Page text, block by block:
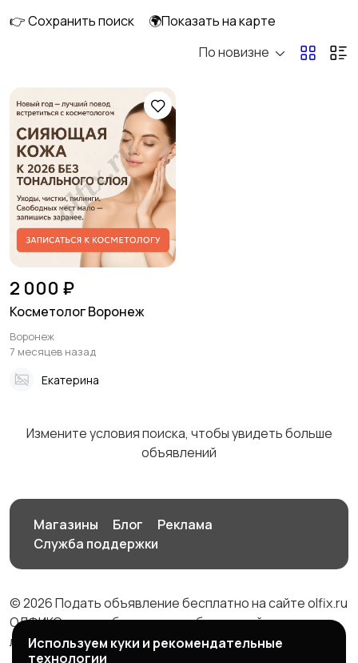
волос
Уход за волосами
Уход за кожей
Тату и татуаж
Средства для
гигиены
👉 Сохранить поиск
🌍Показать на карте
По новизне
2 000 ₽
Косметолог Воронеж
Воронеж
7 месяцев назад
Екатерина
Измените условия поиска, чтобы увидеть больше
объявлений
Магазины Блог
Реклама
Служба поддержки
© 2026 Подать объявление бесплатно на сайте olfix.ru
ОЛФИКС - доска беспалтных объявлений от частных
лиц и компаний
Используем куки и рекомендательные
технологии